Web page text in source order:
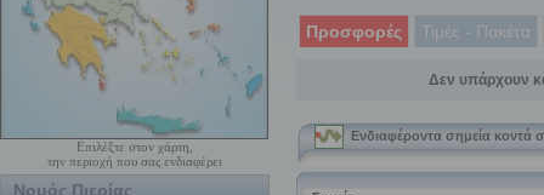
Επιλέξτε στον χάρτη,
την περιοχή που σας ενδιαφέρει
Νομός Πιερίας
Προσφορές Τιμές - Πακέτα
Δεν υπάρχουν